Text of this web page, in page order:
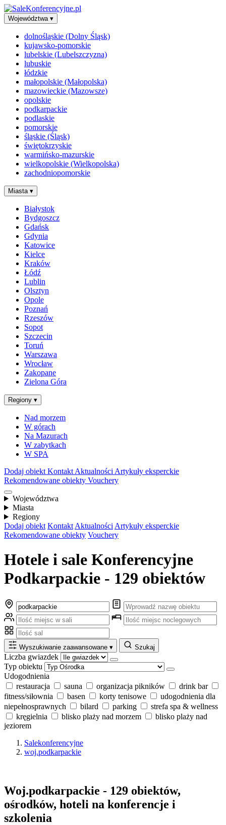
Województwa ▾
dolnośląskie (Dolny Śląsk)
kujawsko-pomorskie
lubelskie (Lubelszczyzna)
lubuskie
łódzkie
małopolskie (Małopolska)
mazowieckie (Mazowsze)
opolskie
podkarpackie
podlaskie
pomorskie
śląskie (Śląsk)
świętokrzyskie
warmińsko-mazurskie
wielkopolskie (Wielkopolska)
zachodniopomorskie
Miasta ▾
Białystok
Bydgoszcz
Gdańsk
Gdynia
Katowice
Kielce
Kraków
Łódź
Lublin
Olsztyn
Opole
Poznań
Rzeszów
Sopot
Szczecin
Toruń
Warszawa
Wrocław
Zakopane
Zielona Góra
Regiony ▾
Nad morzem
W górach
Na Mazurach
W zabytkach
W SPA
Dodaj obiekt Kontakt Aktualności Artykuły eksperckie
Rekomendowane obiekty Vouchery
Województwa
Miasta
Regiony
Dodaj obiekt Kontakt Aktualności Artykuły eksperckie
Rekomendowane obiekty Vouchery
Hotele i sale Konferencyjne
Podkarpackie - 129 obiektów
Wyszukiwanie zaawansowane ▾ Szukaj
Liczba gwiazdek
Typ obiektu
Udogodnienia
restauracja
sauna organizacja pikników
drink bar
fitness/siłownia
basen korty tenisowe
udogodnienia dla
niepełnosprawnych
bilard parking
strefa spa & wellness
kręgielnia
blisko plaży nad morzem
blisko plaży nad
jeziorem
Salekonferencyjne
woj.podkarpackie
Woj.podkarpackie - 129 obiektów,
ośrodków, hoteli na konferencje i
szkolenia